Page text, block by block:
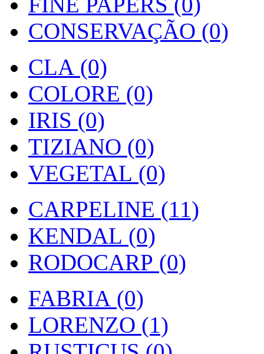
CONSERVAÇÃO (0)
CLA (0)
COLORE (0)
IRIS (0)
TIZIANO (0)
VEGETAL (0)
CARPELINE (11)
KENDAL (0)
RODOCARP (0)
FABRIA (0)
LORENZO (1)